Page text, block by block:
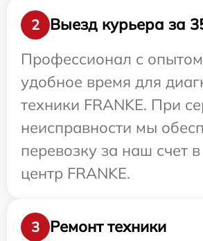
2
Выезд курьера за
Профессионал с
удобное время для
техники FRANKE. При
неисправности мы
перевозку за наш счет
центр FRANKE.
3 Ремонт техники